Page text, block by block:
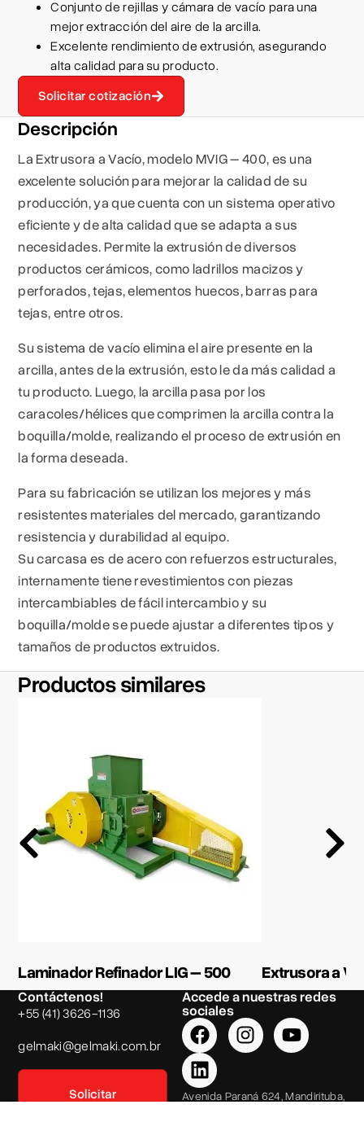
Conjunto de rejillas y cámara de vacío para una
mejor extracción del aire de la arcilla.
Excelente rendimiento de extrusión, asegurando
alta calidad para su producto.
Solicitar cotización
Descripción
La Extrusora a Vacío, modelo MVIG – 400, es una
excelente solución para mejorar la calidad de su
producción, ya que cuenta con un sistema operativo
eficiente y de alta calidad que se adapta a sus
necesidades. Permite la extrusión de diversos
productos cerámicos, como ladrillos macizos y
perforados, tejas, elementos huecos, barras para
tejas, entre otros.
Su sistema de vacío elimina el aire presente en la
arcilla, antes de la extrusión, esto le da más calidad a
tu producto. Luego, la arcilla pasa por los
caracoles/hélices que comprimen la arcilla contra la
boquilla/molde, realizando el proceso de extrusión en
la forma deseada.
Para su fabricación se utilizan los mejores y más
resistentes materiales del mercado, garantizando
resistencia y durabilidad al equipo.
Su carcasa es de acero con refuerzos estructurales,
internamente tiene revestimientos con piezas
intercambiables de fácil intercambio y su
boquilla/molde se puede ajustar a diferentes tipos y
tamaños de productos extruidos.
Productos similares
Laminador Refinador LIG – 500 Extrusora a
Accede a nuestras redes
sociales
Avenida Paraná 624, Mandirituba,
Contáctenos!
+55 (41) 3626-1136
gelmaki@gelmaki.com.br
Solicitar
cotización